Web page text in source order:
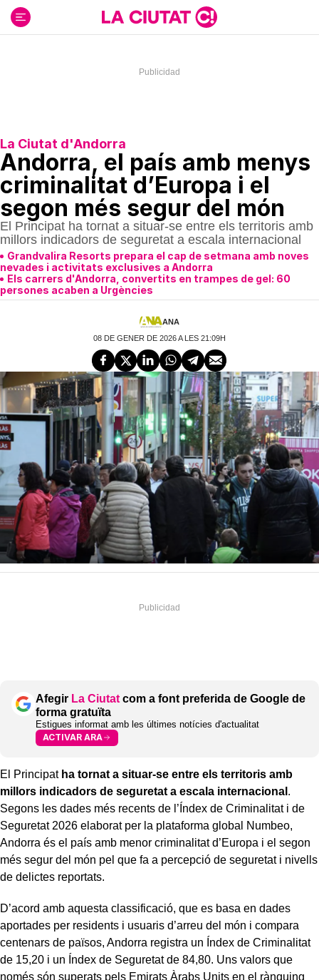
contenido
La Ciutat d'Andorra
Andorra, el país amb menys
criminalitat d’Europa i el
segon més segur del món
El Principat ha tornat a situar-se entre els territoris amb
millors indicadors de seguretat a escala internacional
Grandvalira Resorts prepara el cap de setmana amb noves
nevades i activitats exclusives a Andorra
Els carrers d'Andorra, convertits en trampes de gel: 60
persones acaben a Urgències
ANA
08 DE GENER DE 2026 A LES 21:09H
Afegir La Ciutat com a font preferida de Google de
forma gratuïta
Estigues informat amb les últimes notícies d'actualitat
ACTIVAR ARA
El Principat ha tornat a situar-se entre els territoris amb
millors indicadors de seguretat a escala internacional .
Segons les dades més recents de l’Índex de Criminalitat i de
Seguretat 2026 elaborat per la plataforma global Numbeo,
Andorra és el país amb menor criminalitat d’Europa i el segon
més segur del món pel que fa a percepció de seguretat i nivells
de delictes reportats.
D’acord amb aquesta classificació, que es basa en dades
aportades per residents i usuaris d’arreu del món i compara
centenars de països, Andorra registra un Índex de Criminalitat
de 15,20 i un Índex de Seguretat de 84,80. Uns valors que
només són superats pels Emirats Àrabs Units en el rànquing